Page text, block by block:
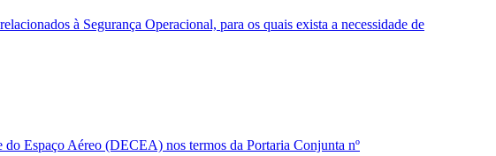
à Segurança Operacional, para os quais exista a necessidade de
Espaço Aéreo (DECEA) nos termos da Portaria Conjunta nº